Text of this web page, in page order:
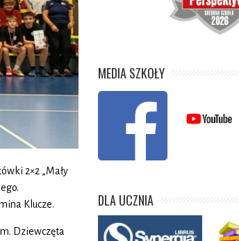
2×2 „Mały
Klucze.
Dziewczęta
MEDIA SZKOŁY
DLA UCZNIA